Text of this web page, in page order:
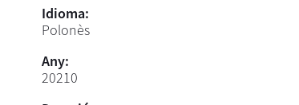
Idioma:
Polonès
Any:
20210